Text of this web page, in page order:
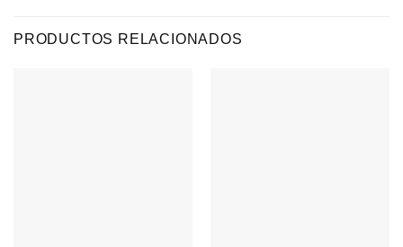
PRODUCTOS RELACIONADOS